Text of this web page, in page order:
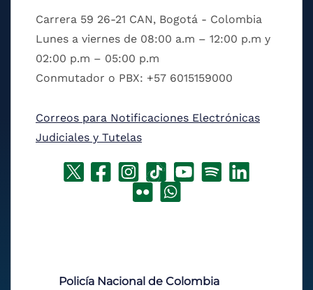
Carrera 59 26-21 CAN, Bogotá - Colombia
Lunes a viernes de 08:00 a.m – 12:00 p.m y
02:00 p.m – 05:00 p.m
Conmutador o PBX: +57 6015159000
Correos para Notificaciones Electrónicas
Judiciales y Tutelas
Policía Nacional de Colombia